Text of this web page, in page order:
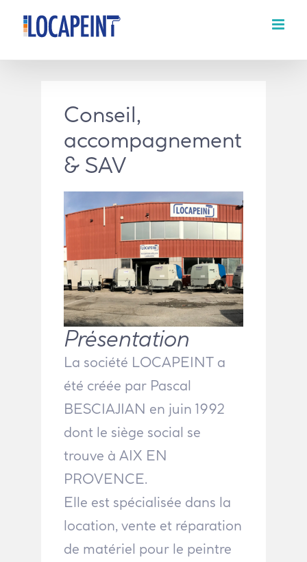
Passer
contenu
Conseil,
accompagnement
& SAV
Présentation
La société LOCAPEINT a
été créée par Pascal
BESCIAJIAN en juin 1992
dont le siège social se
trouve à AIX EN
PROVENCE.
Elle est spécialisée dans la
location, vente et réparation
de matériel pour le peintre